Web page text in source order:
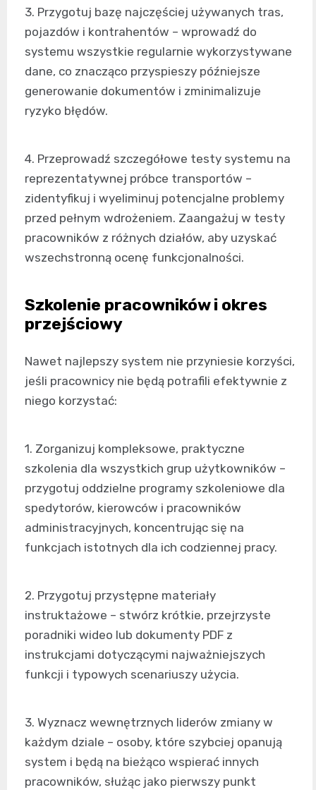
3. Przygotuj bazę najczęściej używanych tras,
pojazdów i kontrahentów – wprowadź do
systemu wszystkie regularnie wykorzystywane
dane, co znacząco przyspieszy późniejsze
generowanie dokumentów i zminimalizuje
ryzyko błędów.
4. Przeprowadź szczegółowe testy systemu na
reprezentatywnej próbce transportów –
zidentyfikuj i wyeliminuj potencjalne problemy
przed pełnym wdrożeniem. Zaangażuj w testy
pracowników z różnych działów, aby uzyskać
wszechstronną ocenę funkcjonalności.
Szkolenie pracowników i okres
przejściowy
Nawet najlepszy system nie przyniesie korzyści,
jeśli pracownicy nie będą potrafili efektywnie z
niego korzystać:
1. Zorganizuj kompleksowe, praktyczne
szkolenia dla wszystkich grup użytkowników –
przygotuj oddzielne programy szkoleniowe dla
spedytorów, kierowców i pracowników
administracyjnych, koncentrując się na
funkcjach istotnych dla ich codziennej pracy.
2. Przygotuj przystępne materiały
instruktażowe – stwórz krótkie, przejrzyste
poradniki wideo lub dokumenty PDF z
instrukcjami dotyczącymi najważniejszych
funkcji i typowych scenariuszy użycia.
3. Wyznacz wewnętrznych liderów zmiany w
każdym dziale – osoby, które szybciej opanują
system i będą na bieżąco wspierać innych
pracowników, służąc jako pierwszy punkt